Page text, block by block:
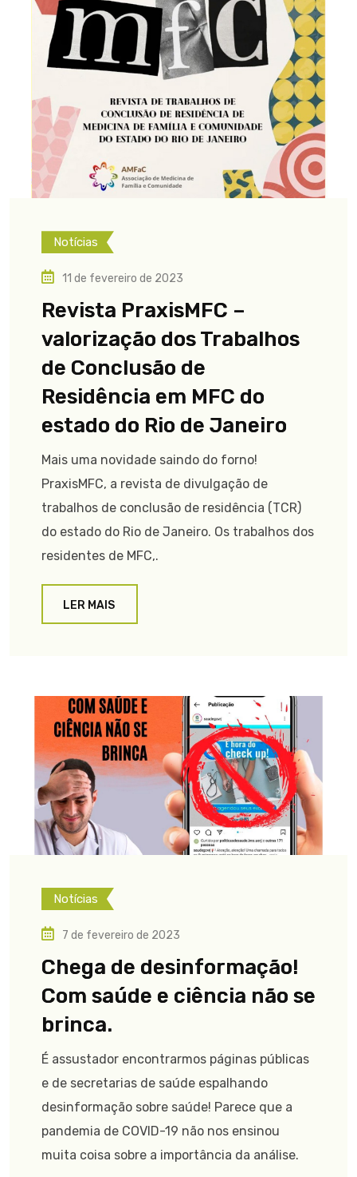
Notícias
11 de fevereiro de 2023
Revista PraxisMFC –
valorização dos Trabalhos
de Conclusão de
Residência em MFC do
estado do Rio de Janeiro
Mais uma novidade saindo do forno!
PraxisMFC, a revista de divulgação de
trabalhos de conclusão de residência (TCR)
do estado do Rio de Janeiro. Os trabalhos dos
residentes de MFC,.
LER MAIS
Notícias
7 de fevereiro de 2023
Chega de desinformação!
Com saúde e ciência não se
brinca.
É assustador encontrarmos páginas públicas
e de secretarias de saúde espalhando
desinformação sobre saúde! Parece que a
pandemia de COVID-19 não nos ensinou
muita coisa sobre a importância da análise.